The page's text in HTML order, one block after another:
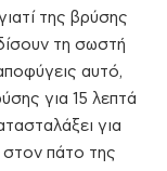
της βρύσης
τη σωστή
αυτό,
για 15 λεπτά
για
πάτο της